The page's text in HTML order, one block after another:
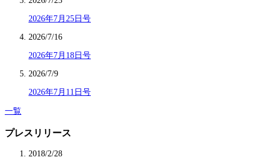
2026年7月25日号
2026/7/16
2026年7月18日号
2026/7/9
2026年7月11日号
一覧
プレスリリース
2018/2/28